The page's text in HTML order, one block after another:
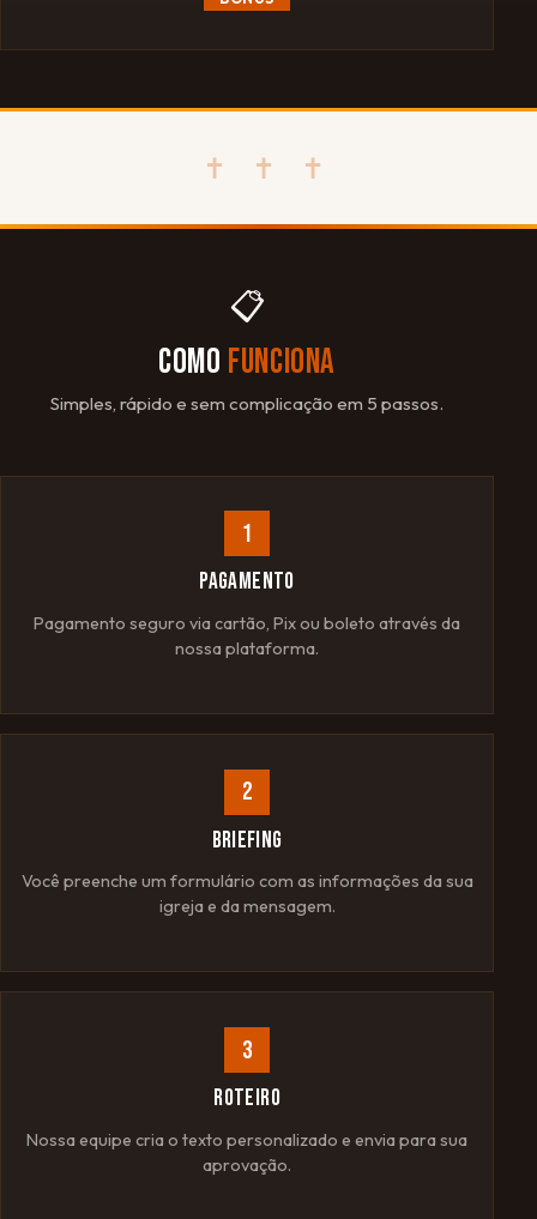
✝ ✝ ✝
📋
COMO FUNCIONA
Simples, rápido e sem complicação em 5 passos.
1
PAGAMENTO
Pagamento seguro via cartão, Pix ou boleto através da
nossa plataforma.
2
BRIEFING
Você preenche um formulário com as informações da sua
igreja e da mensagem.
3
ROTEIRO
Nossa equipe cria o texto personalizado e envia para sua
aprovação.